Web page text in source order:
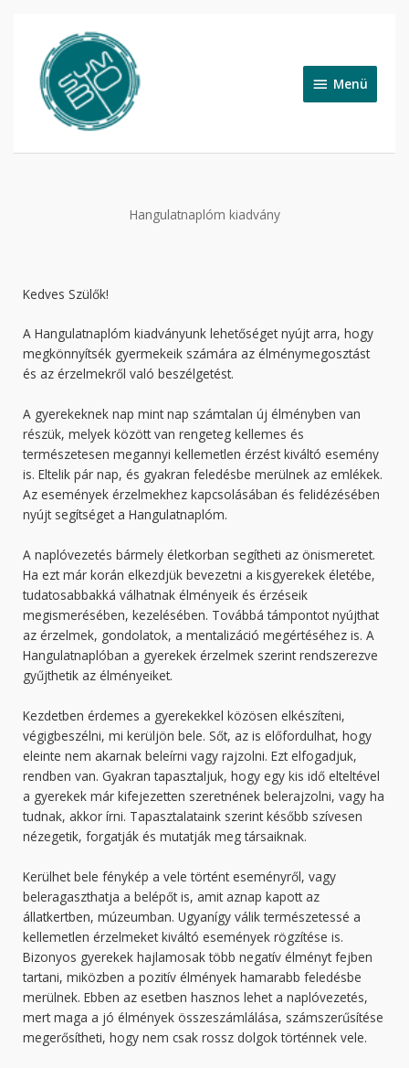
content
Menü
Hangulatnaplóm kiadvány
Kedves Szülők!
A Hangulatnaplóm kiadványunk lehetőséget nyújt arra, hogy
megkönnyítsék gyermekeik számára az élménymegosztást
és az érzelmekről való beszélgetést.
A gyerekeknek nap mint nap számtalan új élményben van
részük, melyek között van rengeteg kellemes és
természetesen megannyi kellemetlen érzést kiváltó esemény
is. Eltelik pár nap, és gyakran feledésbe merülnek az emlékek.
Az események érzelmekhez kapcsolásában és felidézésében
nyújt segítséget a Hangulatnaplóm.
A naplóvezetés bármely életkorban segítheti az önismeretet.
Ha ezt már korán elkezdjük bevezetni a kisgyerekek életébe,
tudatosabbakká válhatnak élményeik és érzéseik
megismerésében, kezelésében. Továbbá támpontot nyújthat
az érzelmek, gondolatok, a mentalizáció megértéséhez is. A
Hangulatnaplóban a gyerekek érzelmek szerint rendszerezve
gyűjthetik az élményeiket.
Kezdetben érdemes a gyerekekkel közösen elkészíteni,
végigbeszélni, mi kerüljön bele. Sőt, az is előfordulhat, hogy
eleinte nem akarnak beleírni vagy rajzolni. Ezt elfogadjuk,
rendben van. Gyakran tapasztaljuk, hogy egy kis idő elteltével
a gyerekek már kifejezetten szeretnének belerajzolni, vagy ha
tudnak, akkor írni. Tapasztalataink szerint később szívesen
nézegetik, forgatják és mutatják meg társaiknak.
Kerülhet bele fénykép a vele történt eseményről, vagy
beleragaszthatja a belépőt is, amit aznap kapott az
állatkertben, múzeumban. Ugyanígy válik természetessé a
kellemetlen érzelmeket kiváltó események rögzítése is.
Bizonyos gyerekek hajlamosak több negatív élményt fejben
tartani, miközben a pozitív élmények hamarabb feledésbe
merülnek. Ebben az esetben hasznos lehet a naplóvezetés,
mert maga a jó élmények összeszámlálása, számszerűsítése
megerősítheti, hogy nem csak rossz dolgok történnek vele.